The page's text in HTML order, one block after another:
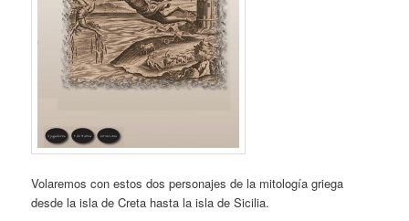
Volaremos con estos dos personajes de la mitología griega
desde la isla de Creta hasta la isla de Sicilia.